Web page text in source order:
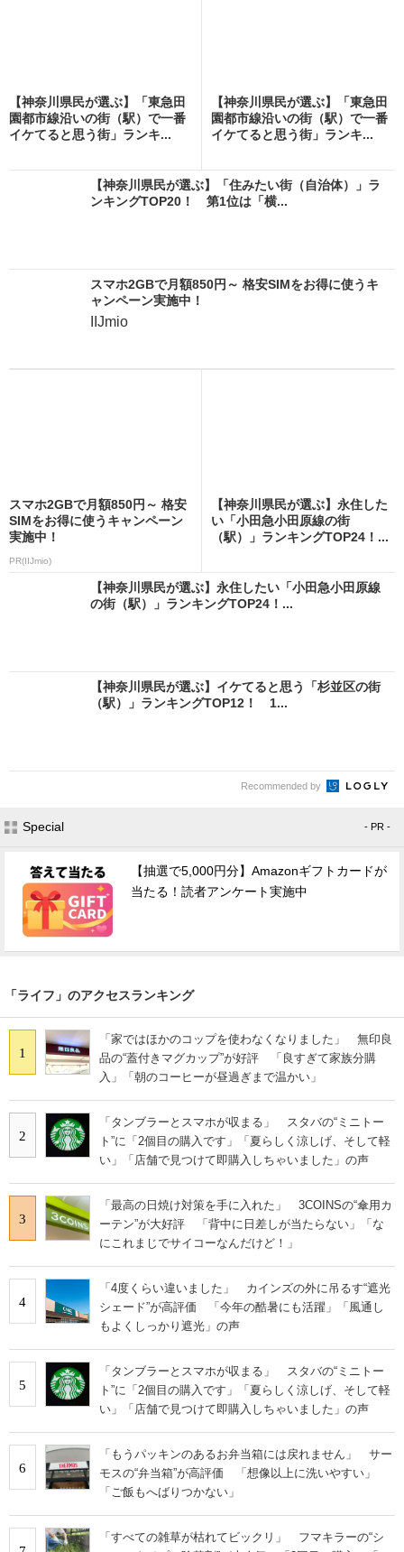
【神奈川県民が選ぶ】「東急田
園都市線沿いの街（駅）で一番
イケてると思う街」ランキ...
【神奈川県民が選ぶ】「東急田
園都市線沿いの街（駅）で一番
イケてると思う街」ランキ...
【神奈川県民が選ぶ】「住みたい街（自治体）」ラ
ンキングTOP20！ 第1位は「横...
スマホ2GBで月額850円～ 格安SIMをお得に使うキ
ャンペーン実施中！
IIJmio
スマホ2GBで月額850円～ 格安
SIMをお得に使うキャンペーン
実施中！
PR(IIJmio)
【神奈川県民が選ぶ】永住した
い「小田急小田原線の街
（駅）」ランキングTOP24！...
【神奈川県民が選ぶ】永住したい「小田急小田原線
の街（駅）」ランキングTOP24！...
【神奈川県民が選ぶ】イケてると思う「杉並区の街
（駅）」ランキングTOP12！ 1...
Recommended by
Special - PR -
【抽選で5,000円分】Amazonギフトカードが
当たる！読者アンケート実施中
「ライフ」のアクセスランキング
1
「家ではほかのコップを使わなくなりました」 無印良
品の“蓋付きマグカップ”が好評 「良すぎて家族分購
入」「朝のコーヒーが昼過ぎまで温かい」
2
「タンブラーとスマホが収まる」 スタバの“ミニトー
ト”に「2個目の購入です」「夏らしく涼しげ、そして軽
い」「店舗で見つけて即購入しちゃいました」の声
3
「最高の日焼け対策を手に入れた」 3COINSの“傘用カ
ーテン”が大好評 「背中に日差しが当たらない」「な
にこれまじでサイコーなんだけど！」
4
「4度くらい違いました」 カインズの外に吊るす“遮光
シェード”が高評価 「今年の酷暑にも活躍」「風通し
もよくしっかり遮光」の声
5
「タンブラーとスマホが収まる」 スタバの“ミニトー
ト”に「2個目の購入です」「夏らしく涼しげ、そして軽
い」「店舗で見つけて即購入しちゃいました」の声
6
「もうパッキンのあるお弁当箱には戻れません」 サー
モスの“弁当箱”が高評価 「想像以上に洗いやすい」
「ご飯もへばりつかない」
「すべての雑草が枯れてビックリ」 フマキラーの“シ